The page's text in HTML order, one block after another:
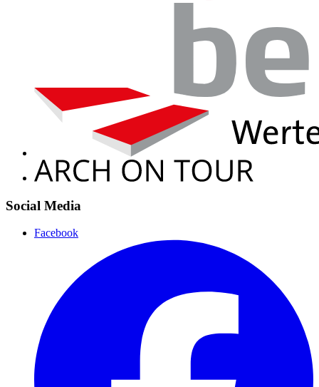
Social Media
Facebook